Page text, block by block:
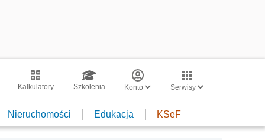
Kalkulatory Szkolenia Konto Serwisy
Nieruchomości Edukacja KSeF